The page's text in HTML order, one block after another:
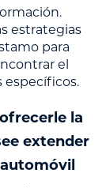
estrategias
para
el
específicos.
la
extender